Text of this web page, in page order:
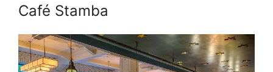
Café Stamba